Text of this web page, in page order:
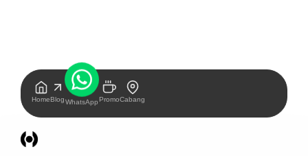
HomeBlog
WhatsApp
PromoCabang